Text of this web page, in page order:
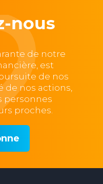
nous
de notre
est
de nos
de nos actions,
personnes
proches.